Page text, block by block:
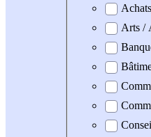
Domaine
Arts /